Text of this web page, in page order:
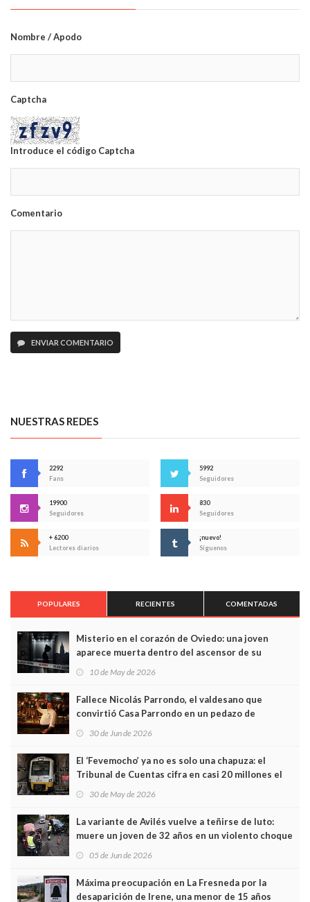
Nombre / Apodo
Captcha
Introduce el código Captcha
Comentario
ENVIAR COMENTARIO
NUESTRAS REDES
2292
Fans
5992
Seguidores
19900
Seguidores
830
Seguidores
+ 6200
Lectores diarios
¡nuevo!
Síguenos
POPULARES RECIENTES COMENTADAS
Misterio en el corazón de Oviedo: una joven
aparece muerta dentro del ascensor de su
edificio y las cámaras captan sus últimos minutos
10 de May de 2026
Fallece Nicolás Parrondo, el valdesano que
convirtió Casa Parrondo en un pedazo de
Asturias en Madrid
30 de Jun de 2026
El ‘Fevemocho’ ya no es solo una chapuza: el
Tribunal de Cuentas cifra en casi 20 millones el
sobrecoste de los trenes que no cabían por los
30 de May de 2026
La variante de Avilés vuelve a teñirse de luto:
muere un joven de 32 años en un violento choque
frontal
05 de Jun de 2026
Máxima preocupación en La Fresneda por la
desaparición de Irene, una menor de 15 años